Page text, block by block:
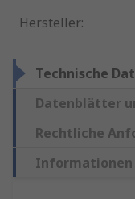
Hersteller:
Technische
Datenblätter
Rechtliche
Informationen